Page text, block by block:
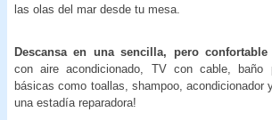
las olas del mar desde tu mesa.
Descansa en una sencilla, pero confortable
con aire acondicionado, TV con cable, baño
básicas como toallas, shampoo, acondicionador
una estadía reparadora!